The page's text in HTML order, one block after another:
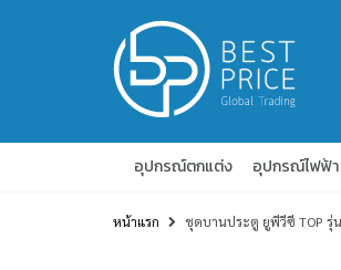
อุปกรณ์ตกแต่ง อุปกรณ์ไฟฟ้า
หน้าแรก ชุดบานประตู ยูพีวีซี TOP รุ่